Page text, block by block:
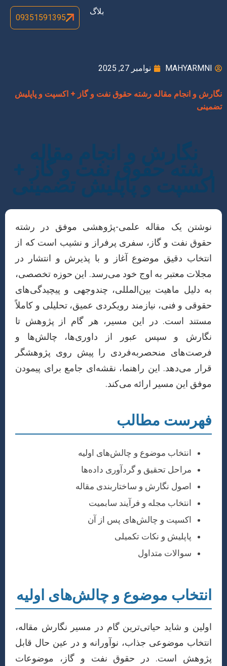
بلاگ
09351591395
MAHYARMNI نوامبر 27, 2025
نگارش و انجام مقاله رشته حقوق نفت و گاز + اکسپت و پاپلیش
تضمینی
نگارش و انجام مقاله
رشته حقوق نفت و گاز +
اکسپت و پاپلیش تضمینی
نوشتن یک مقاله علمی-پژوهشی موفق در رشته
حقوق نفت و گاز، سفری پرفراز و نشیب است که از
انتخاب دقیق موضوع آغاز و با پذیرش و انتشار در
مجلات معتبر به اوج خود می‌رسد. این حوزه تخصصی،
به دلیل ماهیت بین‌المللی، چندوجهی و پیچیدگی‌های
حقوقی و فنی، نیازمند رویکردی عمیق، تحلیلی و کاملاً
مستند است. در این مسیر، هر گام از پژوهش تا
نگارش و سپس عبور از داوری‌ها، چالش‌ها و
فرصت‌های منحصربه‌فردی را پیش روی پژوهشگر
قرار می‌دهد. این راهنما، نقشه‌ای جامع برای پیمودن
موفق این مسیر ارائه می‌کند.
فهرست مطالب
انتخاب موضوع و چالش‌های اولیه
مراحل تحقیق و گردآوری داده‌ها
اصول نگارش و ساختاربندی مقاله
انتخاب مجله و فرآیند سابمیت
اکسپت و چالش‌های پس از آن
پاپلیش و نکات تکمیلی
سوالات متداول
انتخاب موضوع و چالش‌های اولیه
اولین و شاید حیاتی‌ترین گام در مسیر نگارش مقاله،
انتخاب موضوعی جذاب، نوآورانه و در عین حال قابل
پژوهش است. در حقوق نفت و گاز، موضوعات